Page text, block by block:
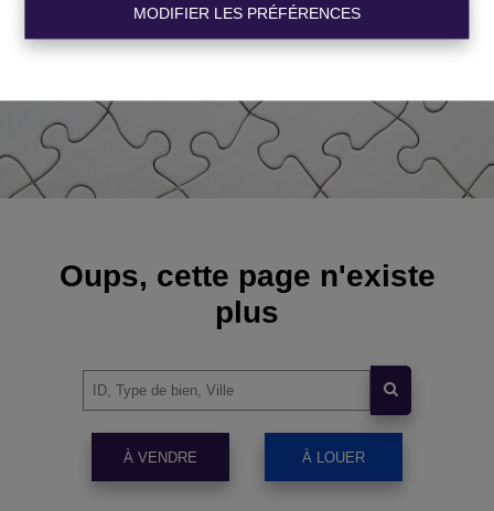
MODIFIER LES PRÉFÉRENCES
Oups, cette page n'existe
plus
À VENDRE À LOUER